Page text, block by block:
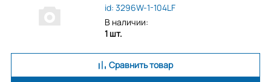
id: 3296W-1-104LF
В наличии:
1 шт.
Сравнить товар